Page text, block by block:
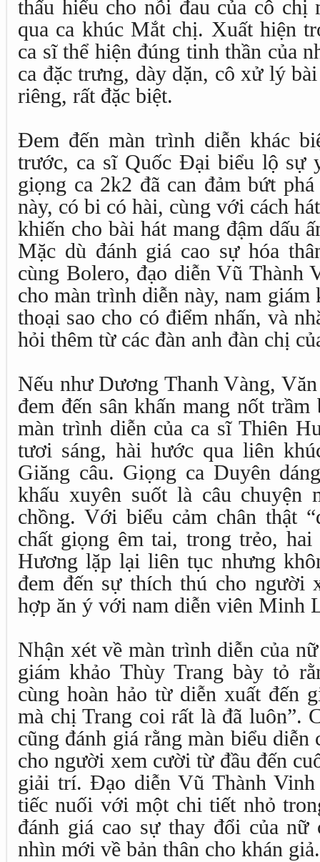
thấu hiểu cho nỗi đau của cô
qua ca khúc Mắt chị. Xuất hiện
ca sĩ thể hiện đúng tinh thần của
ca đặc trưng, dày dặn, cô xử lý
riêng, rất đặc biệt.
Đem đến màn trình diễn khác
trước, ca sĩ Quốc Đại biểu lộ sự
giọng ca 2k2 đã can đảm bứt
này, có bi có hài, cùng với cách
khiến cho bài hát mang đậm dấu
Mặc dù đánh giá cao sự hóa
cùng Bolero, đạo diễn Vũ Thành
cho màn trình diễn này, nam giám
thoại sao cho có điểm nhấn, và
hỏi thêm từ các đàn anh đàn chị
Nếu như Dương Thanh Vàng,
đem đến sân khấn mang nốt
màn trình diễn của ca sĩ Thiên
tươi sáng, hài hước qua liên
Giăng câu. Giọng ca Duyên
khấu xuyên suốt là câu chuyện
chồng. Với biểu cảm chân thật
chất giọng êm tai, trong trẻo,
Hương lặp lại liên tục nhưng
đem đến sự thích thú cho người
hợp ăn ý với nam diễn viên Minh
Nhận xét về màn trình diễn của
giám khảo Thùy Trang bày tỏ
cùng hoàn hảo từ diễn xuất đến
mà chị Trang coi rất là đã luôn”.
cũng đánh giá rằng màn biểu
cho người xem cười từ đầu đến
giải trí. Đạo diễn Vũ Thành
tiếc nuối với một chi tiết nhỏ
đánh giá cao sự thay đổi của
nhìn mới về bản thân cho khán giả.